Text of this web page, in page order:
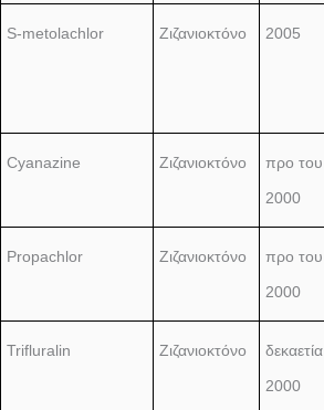
S-metolachlor Ζιζανιοκτόνο 2005
Cyanazine Ζιζανιοκτόνο
προ του
2000
Propachlor Ζιζανιοκτόνο
προ του
2000
Trifluralin Ζιζανιοκτόνο
δεκαετία
2000